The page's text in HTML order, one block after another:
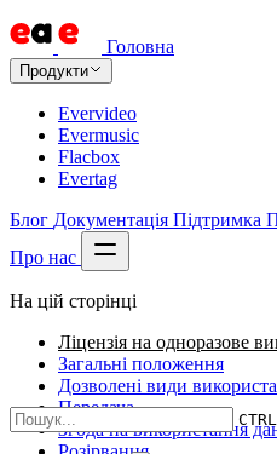
Головна
Продукти
Evervideo
Evermusic
Flacbox
Evertag
Блог Документація Підтримка
Про нас
На цій сторінці
Ліцензія на одноразове
Загальні положення
Дозволені види
Передача
Згода на використання